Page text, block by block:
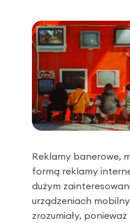
Reklamy banerowe,
formą reklamy
dużym
urządzeniach
zrozumiały,